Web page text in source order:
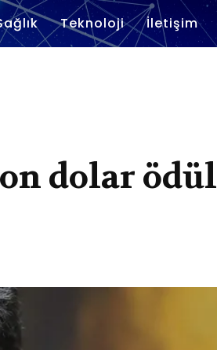
Teknoloji İletişim
dolar ödül